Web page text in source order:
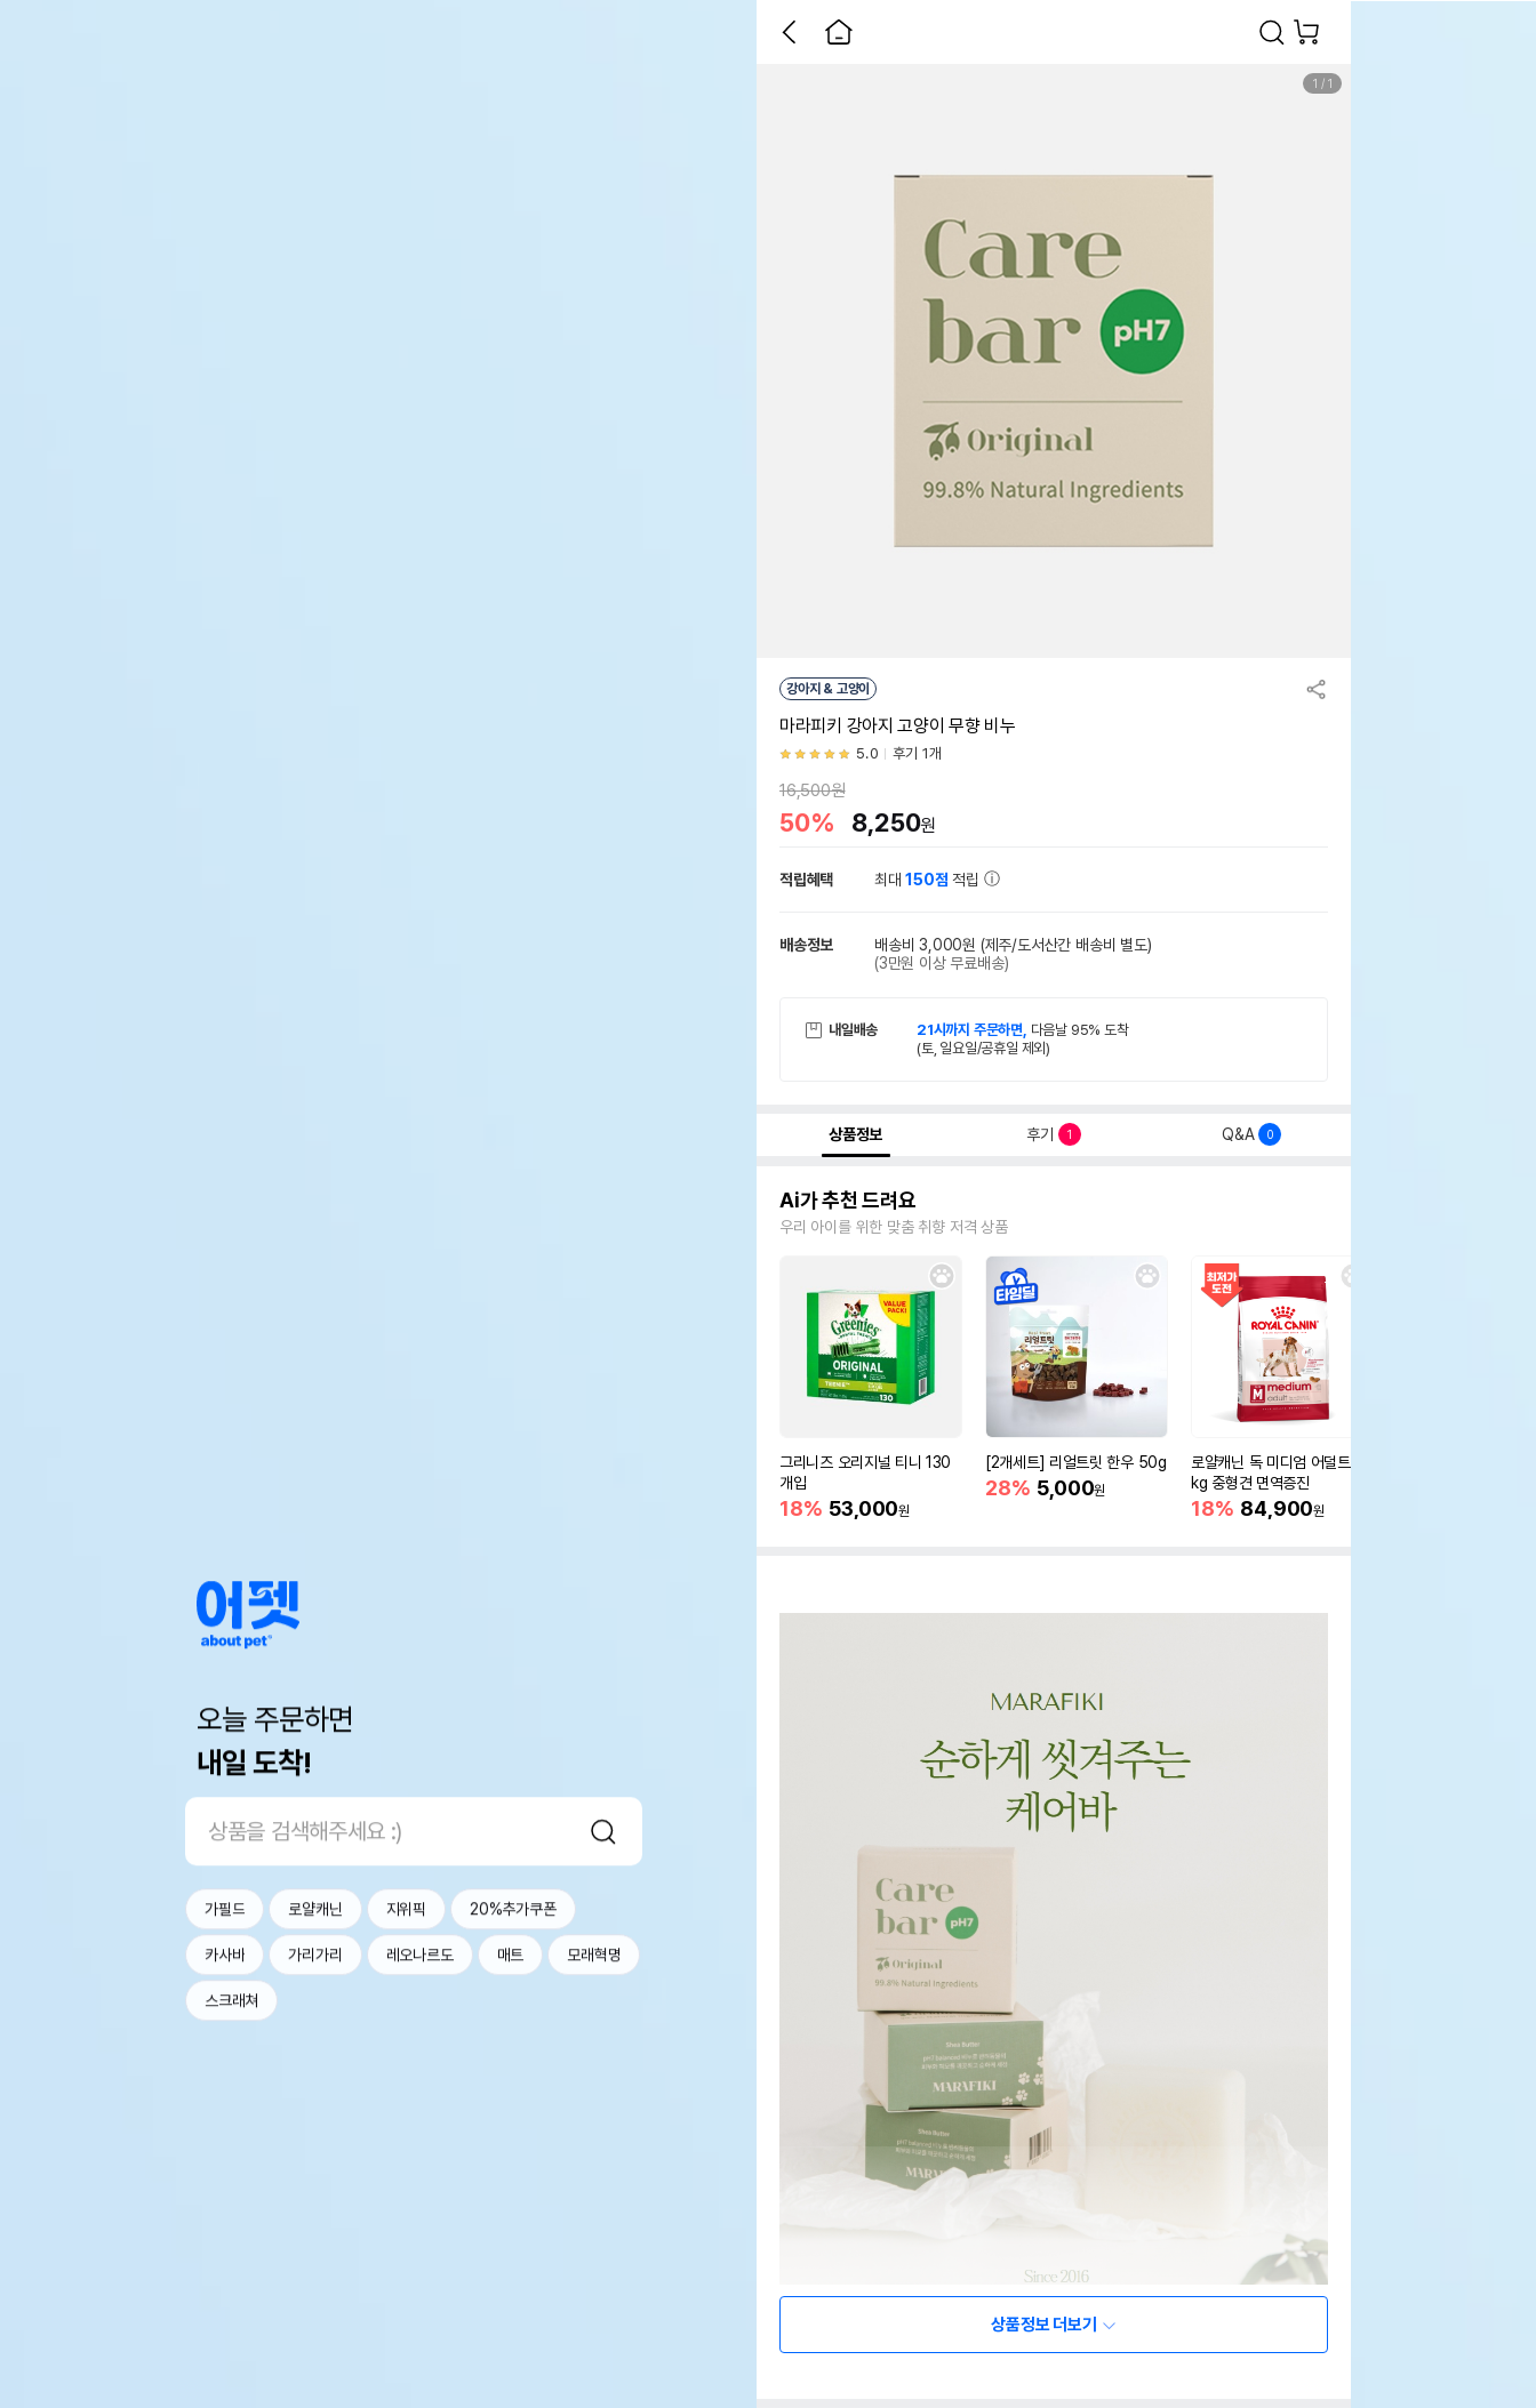
오늘 주문하면
내일 도착!
가필드 로얄캐닌 지위픽 20%추가쿠폰
카사바 가리가리 레오나르도 매트 모래혁명
스크래쳐
1 / 1
강아지 & 고양이
마라피키 강아지 고양이 무향 비누
5.0 후기 1개
16,500원
50% 8,250원
적립혜택 최대150점 적립
배송정보 배송비 3,000원 (제주/도서산간 배송비 별도)
(3만원 이상 무료배송)
내일배송 21시까지 주문하면, 다음날 95% 도착
(토, 일요일/공휴일 제외)
상품정보 후기 1 Q&A 0
Ai가 추천 드려요
우리 아이를 위한 맞춤 취향 저격 상품
그리니즈 오리지널 티니 130
개입
18% 53,000원
[2개세트] 리얼트릿 한우 50g
28% 5,000원
로얄캐닌 독 미디엄 어덜트 10
kg 중형견 면역증진
18% 84,900원
상품정보 더보기